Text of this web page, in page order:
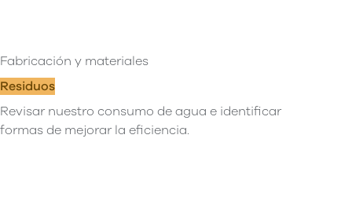
Fabricación y materiales
Residuos
Revisar nuestro consumo de agua e identificar
formas de mejorar la eficiencia.